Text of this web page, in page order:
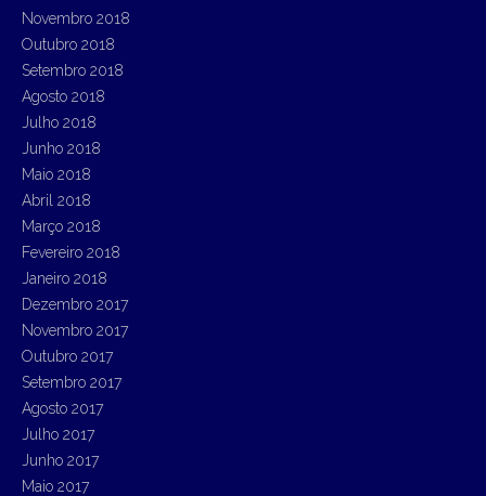
Novembro 2018
Outubro 2018
Setembro 2018
Agosto 2018
Julho 2018
Junho 2018
Maio 2018
Abril 2018
Março 2018
Fevereiro 2018
Janeiro 2018
Dezembro 2017
Novembro 2017
Outubro 2017
Setembro 2017
Agosto 2017
Julho 2017
Junho 2017
Maio 2017